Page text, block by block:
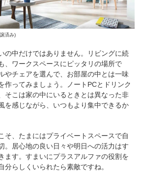
済み)
の中だけではありません。リビングに続
、ワークスペースにピッタリの場所で
やチェアを選んで、お部屋の中とは一味
作ってみましょう。ノートPCとドリンク
そこは家の中にいるときとは異なった非
を感じながら、いつもより集中できるか
そ、たまにはプライベートスペースで自
。居心地の良い日々や明日への活力はす
ます。すまいにプラスアルファの役割を
分らしくいられたら素敵ですね。